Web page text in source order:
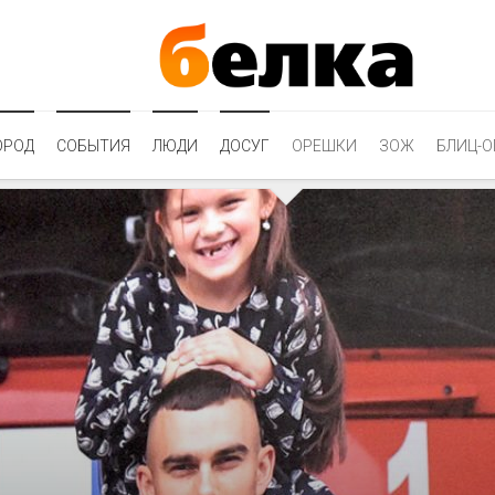
СОБЫТИЯ ЛЮДИ ДОСУГ ОРЕШКИ ЗОЖ БЛИЦ-